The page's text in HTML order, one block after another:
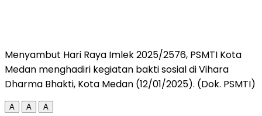
Menyambut Hari Raya Imlek 2025/2576, PSMTI Kota
Medan menghadiri kegiatan bakti sosial di Vihara
Dharma Bhakti, Kota Medan (12/01/2025). (Dok. PSMTI)
A A A